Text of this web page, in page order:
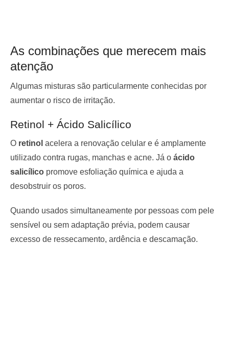
As combinações que merecem mais
atenção
Algumas misturas são particularmente conhecidas por
aumentar o risco de irritação.
Retinol + Ácido Salicílico
O retinol acelera a renovação celular e é amplamente
utilizado contra rugas, manchas e acne. Já o ácido
salicílico promove esfoliação química e ajuda a
desobstruir os poros.
Quando usados simultaneamente por pessoas com pele
sensível ou sem adaptação prévia, podem causar
excesso de ressecamento, ardência e descamação.